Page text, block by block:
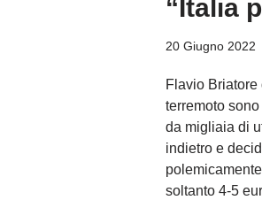
“Italia
20 Giugno 2022
Flavio
terremoto
da migliaia di
indietro e
soltanto 4-5